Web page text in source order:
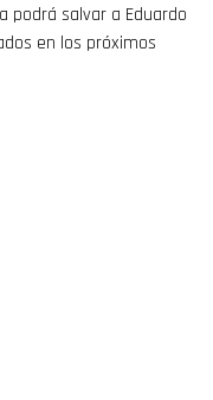
podrá salvar a Eduardo
en los próximos